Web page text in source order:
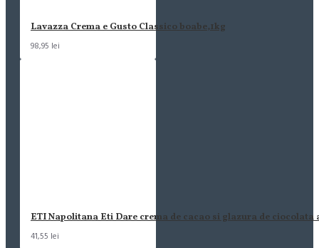
Lavazza Crema e Gusto Classico boabe,1kg
98,95 lei
ETI Napolitana Eti Dare crema de cacao si glazura de ciocolata
41,55 lei